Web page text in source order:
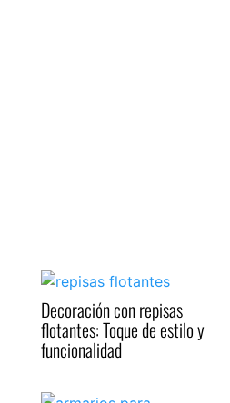
Decoración con repisas
flotantes: Toque de estilo y
funcionalidad